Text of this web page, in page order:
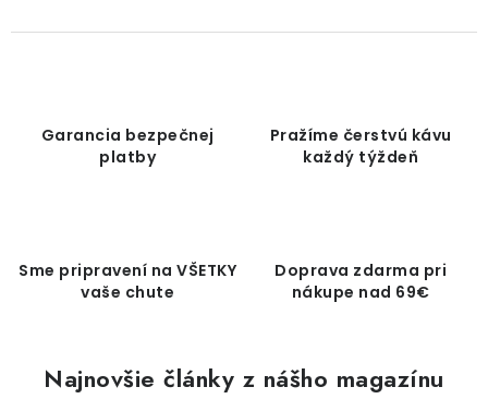
Garancia bezpečnej
platby
Pražíme čerstvú kávu
každý týždeň
Sme pripravení na VŠETKY
vaše chute
Doprava zdarma pri
nákupe nad 69€
Najnovšie články z nášho magazínu